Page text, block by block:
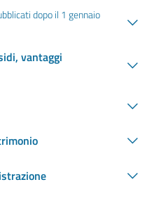
dopo il 1 gennaio
vantaggi